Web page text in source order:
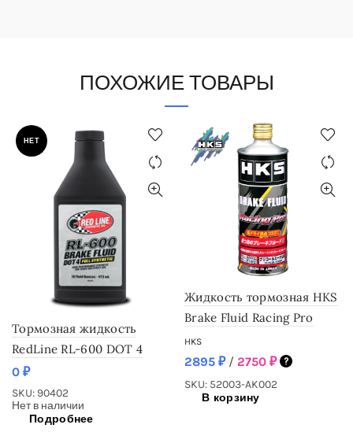
ПОХОЖИЕ ТОВАРЫ
НЕТ
Тормозная жидкость
RedLine RL-600 DOT 4
0 ₽
SKU: 90402
Нет в наличии
Подробнее
Жидкость тормозная HKS
Brake Fluid Racing Pro
HKS
2895 ₽ / 2750 ₽
SKU: 52003-AK002
В корзину